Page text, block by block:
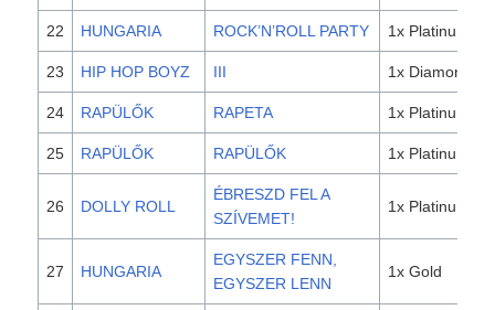
22 HUNGARIA ROCK’N’ROLL PARTY 1x Platinum
23 HIP HOP BOYZ III 1x Diamond
24 RAPÜLŐK RAPETA 1x Platinum
25 RAPÜLŐK RAPÜLŐK 1x Platinum
26 DOLLY ROLL
ÉBRESZD FEL A
SZÍVEMET!
1x Platinum
27 HUNGARIA
EGYSZER FENN,
EGYSZER LENN
1x Gold